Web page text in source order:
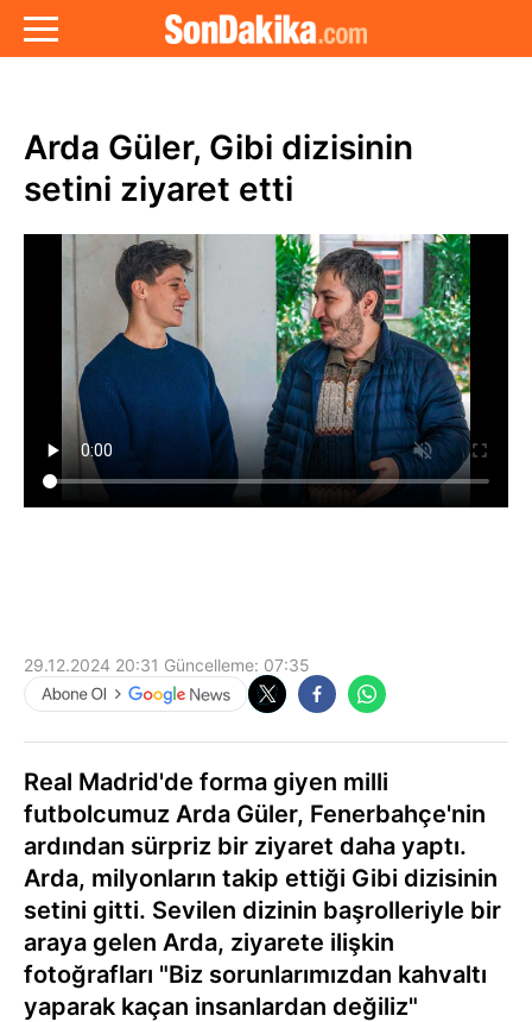
Arda Güler, Gibi dizisinin
setini ziyaret etti
29.12.2024 20:31 Güncelleme: 07:35
Real Madrid'de forma giyen milli
futbolcumuz Arda Güler, Fenerbahçe'nin
ardından sürpriz bir ziyaret daha yaptı.
Arda, milyonların takip ettiği Gibi dizisinin
setini gitti. Sevilen dizinin başrolleriyle bir
araya gelen Arda, ziyarete ilişkin
fotoğrafları "Biz sorunlarımızdan kahvaltı
yaparak kaçan insanlardan değiliz"